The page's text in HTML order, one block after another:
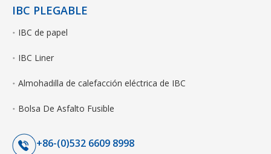
IBC PLEGABLE
IBC de papel
IBC Liner
Almohadilla de calefacción eléctrica de IBC
Bolsa De Asfalto Fusible
+86-(0)532 6609 8998